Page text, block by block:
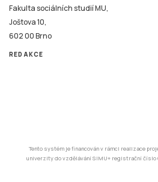
Fakulta sociálních studií MU,
Joštova 10,
602 00 Brno
REDAKCE
Tento systém je financován v rámci realizace
univerzity do vzdělávání SIMU+ registrační